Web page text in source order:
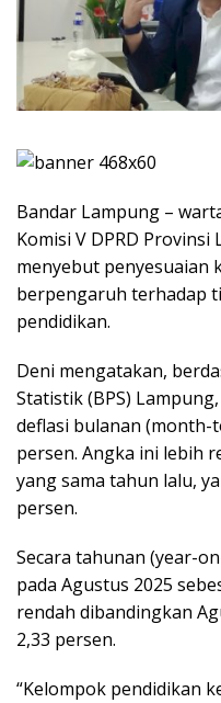
Bandar Lampung –
Komisi V DPRD
menyebut penyesuaian
berpengaruh terhadap
pendidikan.
Deni mengatakan,
Statistik (BPS)
deflasi bulanan
persen. Angka ini lebih
yang sama tahun lalu,
persen.
Secara tahunan (year-
pada Agustus 2025
rendah dibandingkan
2,33 persen.
“Kelompok pendidikan